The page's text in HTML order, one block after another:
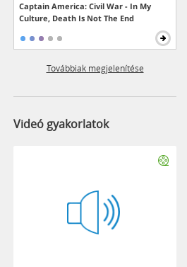
Captain America: Civil War - In My
Culture, Death Is Not The End
Továbbiak megjelenítése
Videó gyakorlatok